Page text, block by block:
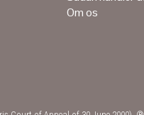
Om os